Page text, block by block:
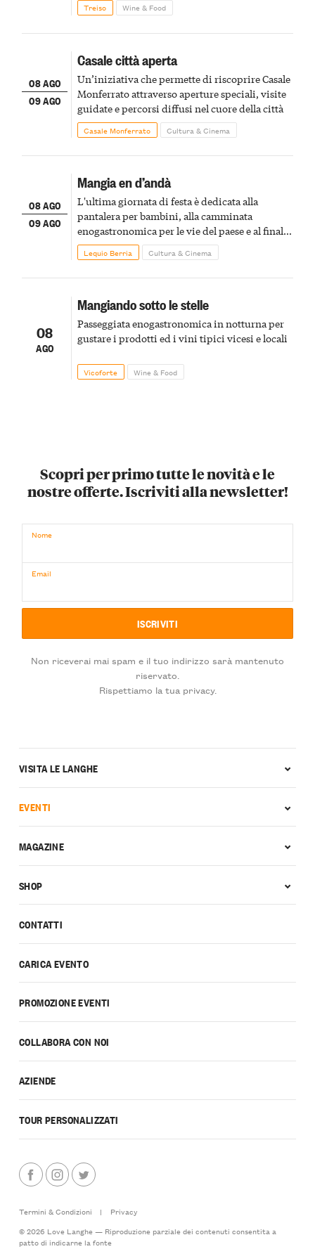
Treiso Wine & Food
08 AGO
09 AGO
Casale città aperta
Un’iniziativa che permette di riscoprire Casale
Monferrato attraverso aperture speciali, visite
guidate e percorsi diffusi nel cuore della città
Casale Monferrato Cultura & Cinema
08 AGO
09 AGO
Mangia en d’andà
L'ultima giornata di festa è dedicata alla
pantalera per bambini, alla camminata
enogastronomica per le vie del paese e al finale
pirotecnico
Lequio Berria Cultura & Cinema
08
AGO
Mangiando sotto le stelle
Passeggiata enogastronomica in notturna per
gustare i prodotti ed i vini tipici vicesi e locali
Vicoforte Wine & Food
Scopri per primo tutte le novità e le
nostre offerte. Iscriviti alla newsletter!
Nome
Email
Non riceverai mai spam e il tuo indirizzo sarà mantenuto
riservato.
Rispettiamo la tua privacy.
CONTATTI
CARICA EVENTO
PROMOZIONE EVENTI
COLLABORA CON NOI
AZIENDE
TOUR PERSONALIZZATI
VISITA LE LANGHE
EVENTI
MAGAZINE
SHOP
Termini & Condizioni |
Privacy
© 2026 Love Langhe — Riproduzione parziale dei contenuti consentita a
patto di indicarne la fonte